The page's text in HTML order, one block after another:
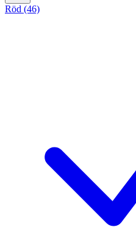
Röd (46)